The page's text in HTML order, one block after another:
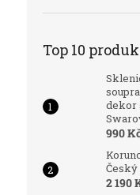
Top 10
dekor
990
Český
2 190